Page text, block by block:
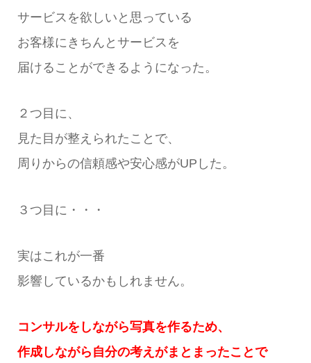
サービスを欲しいと思っている
お客様にきちんとサービスを
届けることができるようになった。
２つ目に、
見た目が整えられたことで、
周りからの信頼感や安心感がUPした。
３つ目に・・・
実はこれが一番
影響しているかもしれません。
コンサルをしながら写真を作るため、
作成しながら自分の考えがまとまったことで